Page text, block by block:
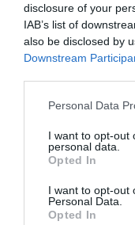
disclosure of your
IAB’s list of
also be disclosed by
Downstream
Personal Data
I want to opt-out
personal data.
Opted In
I want to opt-out
Personal Data.
Opted In
farmacia en 2022,
en determinadas
que la subida de
produciendo desde
Los datos
por las distintas
Consejería de Salud